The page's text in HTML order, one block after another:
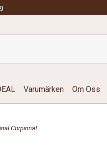
Varumärken Om Oss
Corpinnat